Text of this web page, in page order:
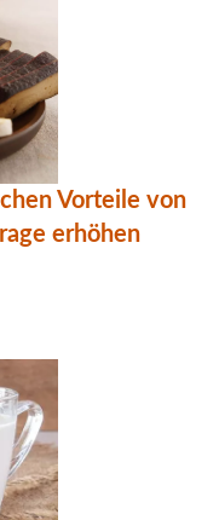
Vorteile von
erhöhen